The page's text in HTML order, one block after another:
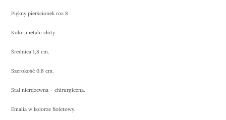
Piękny pierścionek roz 8
Kolor metalu złoty.
Średnica 1,8 cm.
Szerokość 0,8 cm.
Stal nierdzewna – chirurgiczna.
Emalia w kolorze fioletowy.